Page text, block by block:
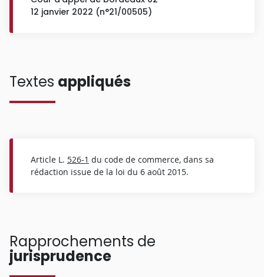
12 janvier 2022 (n°21/00505)
Textes appliqués
Article L. 526-1 du code de commerce, dans sa
rédaction issue de la loi du 6 août 2015.
Rapprochements de
jurisprudence